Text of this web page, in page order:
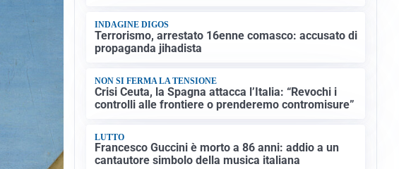
INDAGINE DIGOS
Terrorismo, arrestato 16enne comasco: accusato di
propaganda jihadista
NON SI FERMA LA TENSIONE
Crisi Ceuta, la Spagna attacca l’Italia: “Revochi i
controlli alle frontiere o prenderemo contromisure”
LUTTO
Francesco Guccini è morto a 86 anni: addio a un
cantautore simbolo della musica italiana